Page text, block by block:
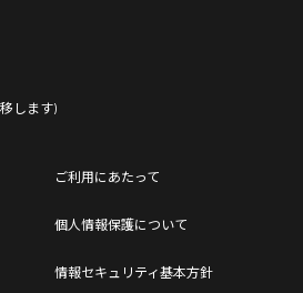
します)
ご利用にあたって
個人情報保護について
情報セキュリティ基本方針